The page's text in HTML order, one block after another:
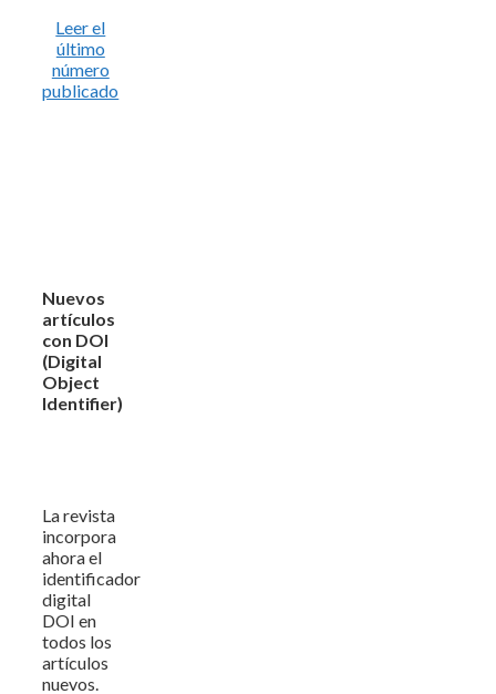
Leer el
último
número
publicado
Nuevos
artículos
con DOI
(Digital
Object
Identifier)
La revista
incorpora
ahora el
identificador
digital
DOI en
todos los
artículos
nuevos.